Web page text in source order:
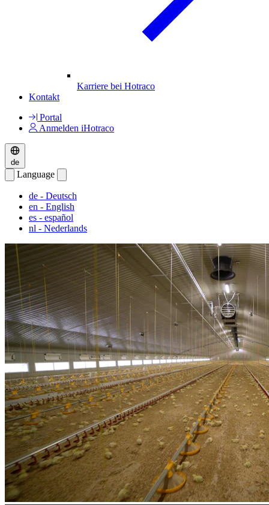
Karriere bei Hotraco
Kontakt
Portal
Anmelden iHotraco
de
Language
de - Deutsch
en - English
es - español
nl - Nederlands